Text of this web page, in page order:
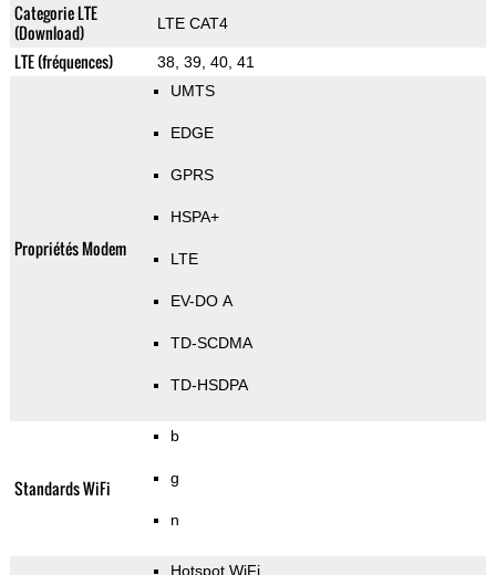
Categorie LTE
(Download)
LTE CAT4
LTE (fréquences) 38, 39, 40, 41
Propriétés Modem
UMTS
EDGE
GPRS
HSPA+
LTE
EV-DO A
TD-SCDMA
TD-HSDPA
Standards WiFi
b
g
n
Hotspot WiFi